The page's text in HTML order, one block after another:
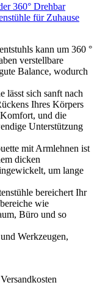
360° Drehbar
für Zuhause
kann um 360 °
verstellbare
Balance, wodurch
lässt sich sanft nach
Ihres Körpers
und die
Unterstützung
mit Armlehnen ist
dicken
um lange
bereichert Ihr
wie
Büro und so
Werkzeugen,